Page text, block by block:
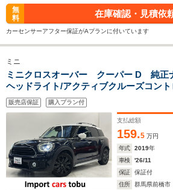
無
料
在庫確認・見積依
カーセンサーアフター保証がAプランに付いています
ミニ
ミニクロスオーバー クーパー D 純正
ヘッドライト/アクティブクルーズコン
ト/コンフォートアクセス/インテリジェ
ルミホイール/Bluetooth対応/スマートキ
販売店保証 購入プラン付
支払総額
159.5 万円
年式
2019年
車検
'26/11
保証
保証付
住所
群馬県前橋市